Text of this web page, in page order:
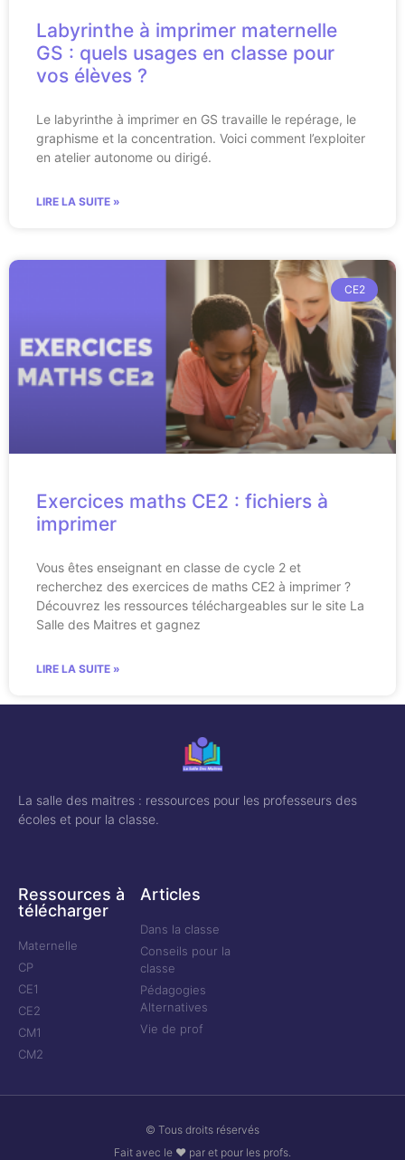
Labyrinthe à imprimer maternelle
GS : quels usages en classe pour
vos élèves ?
Le labyrinthe à imprimer en GS travaille le repérage, le
graphisme et la concentration. Voici comment l’exploiter
en atelier autonome ou dirigé.
LIRE LA SUITE »
CE2
Exercices maths CE2 : fichiers à
imprimer
Vous êtes enseignant en classe de cycle 2 et
recherchez des exercices de maths CE2 à imprimer ?
Découvrez les ressources téléchargeables sur le site La
Salle des Maitres et gagnez
LIRE LA SUITE »
La salle des maitres : ressources pour les professeurs des
écoles et pour la classe.
Ressources à
télécharger
Maternelle
CP
CE1
CE2
CM1
CM2
Articles
Dans la classe
Conseils pour la
classe
Pédagogies
Alternatives
Vie de prof
© Tous droits réservés
Fait avec le ❤ par et pour les profs.